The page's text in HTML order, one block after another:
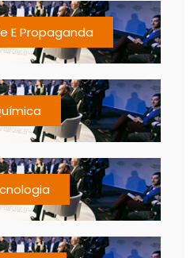
E Propaganda